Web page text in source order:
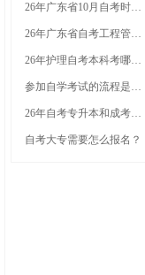
26年广东省10月自考时间是多少
26年广东省自考工程管理本科科目有哪些课程
26年护理自考本科考哪几门广东省
参加自学考试的流程是什么？什么时候能报名
26年自考专升本和成考专升本哪个更好
自考大专需要怎么报名？